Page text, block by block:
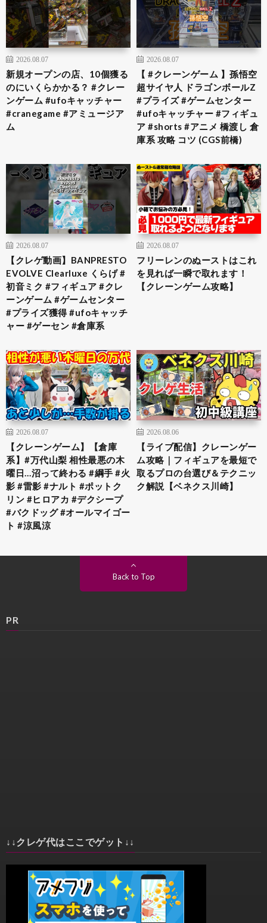
2026.08.07
新規オープンの店、10個獲る
のにいくらかかる？ #クレー
ンゲーム #ufoキャッチャー
#cranegame #アミュージア
ム
2026.08.07
【 #クレーンゲーム 】孫悟空
超サイヤ人 ドラゴンボールZ
#プライズ #ゲームセンター
#ufoキャッチャー #フィギュ
ア #shorts #アニメ 橋渡し 倉
庫系 攻略 コツ (CGS前橋)
2026.08.07
【クレゲ動画】BANPRESTO
EVOLVE Clearluxe くらげ #
初音ミク #フィギュア #クレ
ーンゲーム #ゲームセンター
#プライズ獲得 #ufoキャッチ
ャー #ゲーセン #倉庫系
2026.08.07
フリーレンのぬーストはこれ
を見れば一瞬で取れます！
【クレーンゲーム攻略】
2026.08.07
【クレーンゲーム】【倉庫
系】#万代山梨 相性最悪の木
曜日…沼って終わる #綱手 #火
影 #雷影 #ナルト #ポットク
リン #ヒロアカ #デクシープ
#バクドッグ #オールマイゴー
ト #涼風涼
2026.08.06
【ライブ配信】クレーンゲー
ム攻略｜フィギュアを最短で
取るプロの台選び＆テクニッ
ク解説【ベネクス川崎】
Back to Top
PR
↓↓クレゲ代はここでゲット↓↓